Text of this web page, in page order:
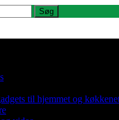
til hjemmet og